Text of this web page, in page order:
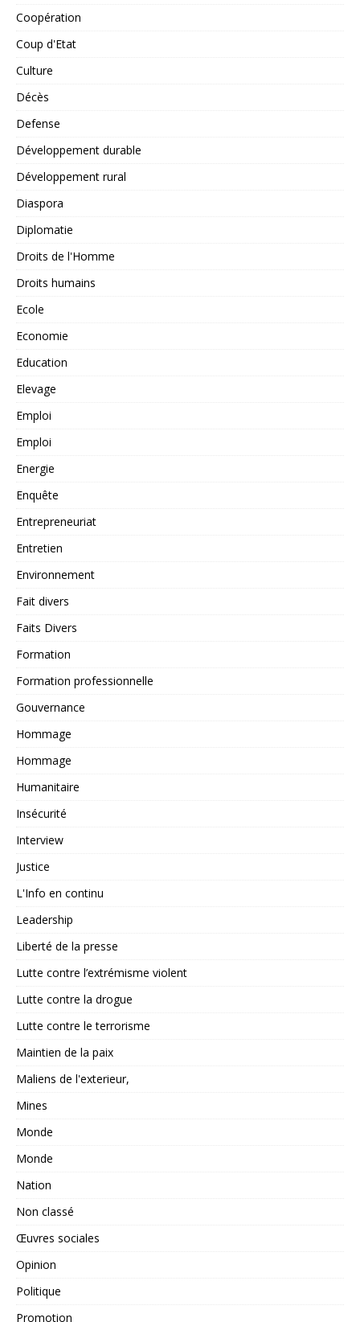
Coopération
Coup d'Etat
Culture
Décès
Defense
Développement durable
Développement rural
Diaspora
Diplomatie
Droits de l'Homme
Droits humains
Ecole
Economie
Education
Elevage
Emploi
Emploi
Energie
Enquête
Entrepreneuriat
Entretien
Environnement
Fait divers
Faits Divers
Formation
Formation professionnelle
Gouvernance
Hommage
Hommage
Humanitaire
Insécurité
Interview
Justice
L'Info en continu
Leadership
Liberté de la presse
Lutte contre l’extrémisme violent
Lutte contre la drogue
Lutte contre le terrorisme
Maintien de la paix
Maliens de l'exterieur,
Mines
Monde
Monde
Nation
Non classé
Œuvres sociales
Opinion
Politique
Promotion